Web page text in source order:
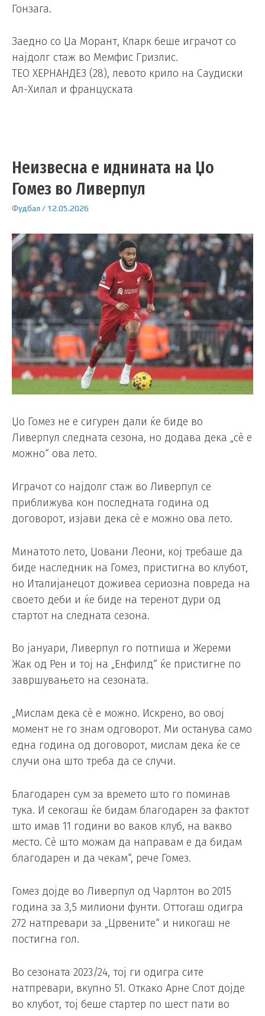
Гонзага.
Заедно со Џа Морант, Кларк беше играчот со
најдолг стаж во Мемфис Гризлис.
ТЕО ХЕРНАНДЕЗ (28), левото крило на Саудиски
Ал-Хилал и француската
Неизвесна е иднината на Џо
Гомез во Ливерпул
Фудбал / 12.05.2026
Џо Гомез не е сигурен дали ќе биде во
Ливерпул следната сезона, но додава дека „сè е
можно“ ова лето.
Играчот со најдолг стаж во Ливерпул се
приближува кон последната година од
договорот, изјави дека сè е можно ова лето.
Минатото лето, Џовани Леони, кој требаше да
биде наследник на Гомез, пристигна во клубот,
но Италијанецот доживеа сериозна повреда на
своето деби и ќе биде на теренот дури од
стартот на следната сезона.
Во јануари, Ливерпул го потпиша и Жереми
Жак од Рен и тој на „Енфилд“ ќе пристигне по
завршувањето на сезоната.
„Мислам дека сè е можно. Искрено, во овој
момент не го знам одговорот. Ми останува само
една година од договорот, мислам дека ќе се
случи она што треба да се случи.
Благодарен сум за времето што го поминав
тука. И секогаш ќе бидам благодарен за фактот
што имав 11 години во ваков клуб, на вакво
место. Сè што можам да направам е да бидам
благодарен и да чекам“, рече Гомез.
Гомез дојде во Ливерпул од Чарлтон во 2015
година за 3,5 милиони фунти. Оттогаш одигра
272 натпревари за „Црвените“ и никогаш не
постигна гол.
Во сезоната 2023/24, тој ги одигра сите
натпревари, вкупно 51. Откако Арне Слот дојде
во клубот, тој беше стартер по шест пати во